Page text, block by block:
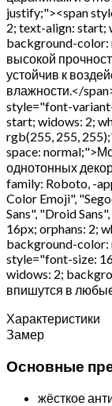
justify;"><span
2; text-align: start;
background-color:
высокой
устойчив к
влажности.</
style="font-
start; widows: 2;
rgb(255, 255,
space:
однотонных
family: Roboto, -
Color Emoji",
Sans", "Droid
16px; orphans: 2;
background-color:
style="font-size:
widows: 2;
впишутся в
Характеристики
Замер
Основные
жёсткое